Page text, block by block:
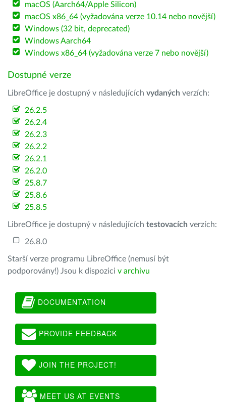
macOS (Aarch64/Apple Silicon)
macOS x86_64 (vyžadována verze 10.14 nebo novější)
Windows (32 bit, deprecated)
Windows Aarch64
Windows x86_64 (vyžadována verze 7 nebo novější)
Dostupné verze
LibreOffice je dostupný v následujících vydaných verzích:
26.2.5
26.2.4
26.2.3
26.2.2
26.2.1
26.2.0
25.8.7
25.8.6
25.8.5
LibreOffice je dostupný v následujících testovacích verzích:
26.8.0
Starší verze programu LibreOffice (nemusí být
podporovány!) Jsou k dispozici v archivu
DOCUMENTATION
PROVIDE FEEDBACK
JOIN THE PROJECT!
MEET US AT EVENTS